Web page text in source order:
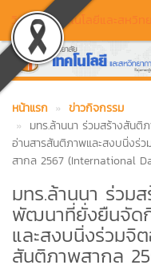
วิทยาลัยเทคโนโลยีและสหวิท
หน้าแรก
ข่าวกิจกรรม
มทร.ล้านนา ร่วมสร้างสัน
อ่านสารสันติภาพและสงบนิ่งร่
สากล 2567 (International
มทร.ล้านนา ร่วม
พัฒนาที่ยั่งยืนจัด
และสงบนิ่งร่วมจิ
สันติภาพสากล